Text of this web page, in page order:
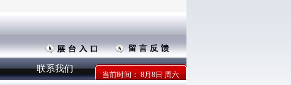
联系我们
当前时间：8月8日 周六